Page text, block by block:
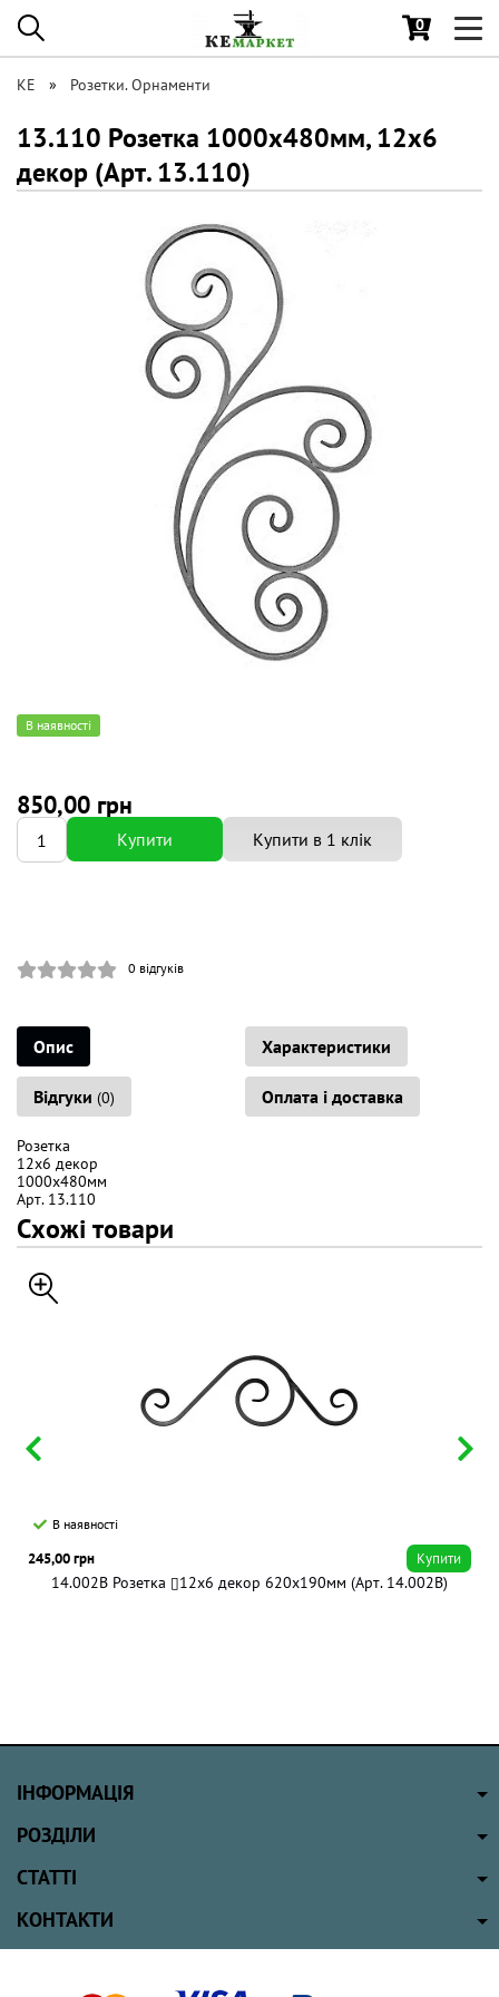
0
КЕ Розетки. Орнаменти
13.110 Розетка 1000х480мм, 12x6
декор (Арт. 13.110)
В наявності
850,00 грн
Купити Купити в 1 клік
0 відгуків
Опис Характеристики
Відгуки (0) Оплата і доставка
Розетка
12х6 декор
1000х480мм
Арт. 13.110
Схожі товари
В наявності
245,00 грн Купити
14.002B Розетка ▯12x6 декор 620х190мм (Арт. 14.002B)
ІНФОРМАЦІЯ
РОЗДІЛИ
СТАТТІ
КОНТАКТИ